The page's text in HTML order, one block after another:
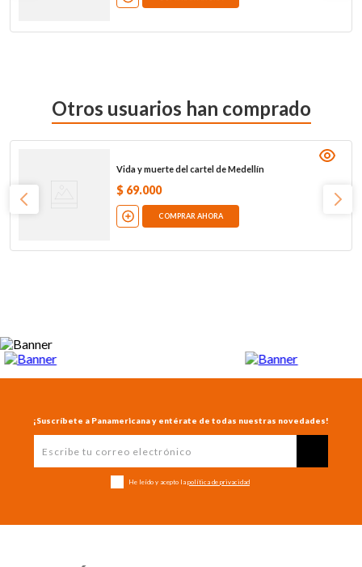
Otros usuarios han comprado
Vida y muerte del cartel de Medellín
$ 69.000
COMPRAR AHORA
¡Suscríbete a Panamericana y entérate de todas nuestras novedades!
He leído y acepto la política de privacidad